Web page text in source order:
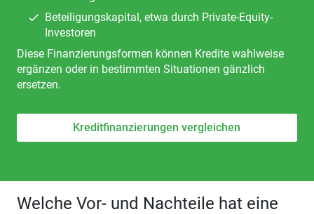
Beteiligungskapital, etwa durch Private-Equity-
Investoren
Diese Finanzierungsformen können Kredite wahlweise
ergänzen oder in bestimmten Situationen gänzlich
ersetzen.
Kreditfinanzierungen vergleichen
Welche Vor- und Nachteile hat eine